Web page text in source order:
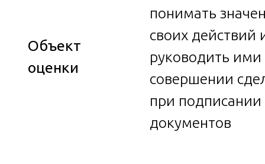
Объект
оценки
понимать
своих действий
руководить
совершении
при подписании
документов